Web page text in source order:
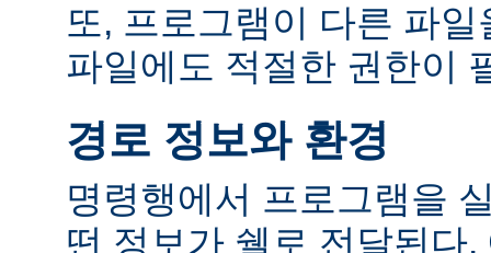
또, 프로그램이 다른 파
파일에도 적절한 권한이
경로 정보와 환경
명령행에서 프로그램을
떤 정보가 쉘로 전달된다